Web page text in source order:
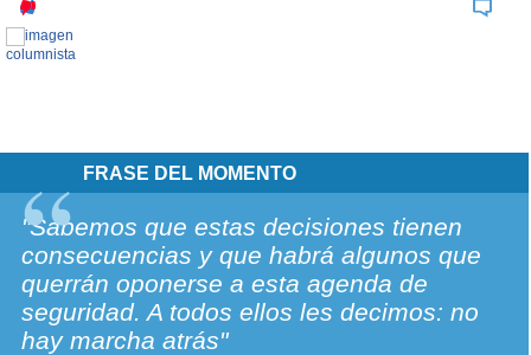
FRASE DEL MOMENTO
"Sabemos que estas decisiones tienen
consecuencias y que habrá algunos que
querrán oponerse a esta agenda de
seguridad. A todos ellos les decimos: no
hay marcha atrás"